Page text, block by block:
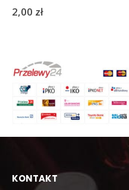
2,00 zł
KONTAKT